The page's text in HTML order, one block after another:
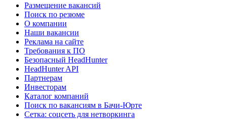
Размещение вакансий
Поиск по резюме
О компании
Наши вакансии
Реклама на сайте
Требования к ПО
Безопасный HeadHunter
HeadHunter API
Партнерам
Инвесторам
Каталог компаний
Поиск по вакансиям в Бачи-Юрте
Сетка: соцсеть для нетворкинга